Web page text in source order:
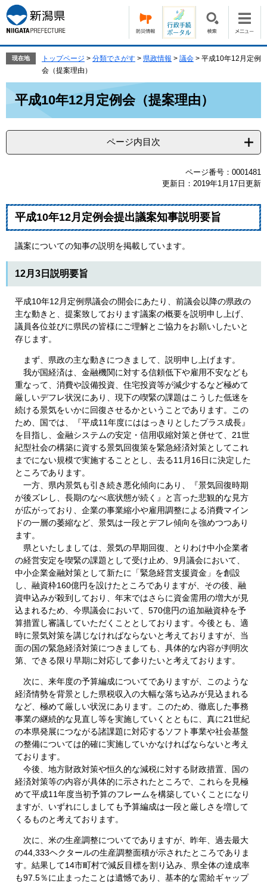
ー
ジ
の
で
す。
ニ
ュ
ー
ば
本
文
現在地 トップページ > 分類でさがす > 県政情報 > 議会 > 平成10年12月定例
会（提案理由）
平成10年12月定例会（提案理由）
ページ内目次
ページ番号：0001481
更新日：2019年1月17日更新
平成10年12月定例会提出議案知事説明要旨
議案についての知事の説明を掲載しています。
12月3日説明要旨
平成10年12月定例県議会の開会にあたり、前議会以降の県政の
主な動きと、提案致しております議案の概要を説明申し上げ、
議員各位並びに県民の皆様にご理解とご協力をお願いしたいと
存じます。
まず、県政の主な動きにつきまして、説明申し上げます。
我が国経済は、金融機関に対する信頼低下や雇用不安なども
重なって、消費や設備投資、住宅投資等が減少するなど極めて
厳しいデフレ状況にあり、現下の喫緊の課題はこうした低迷を
続ける景気をいかに回復させるかということであります。この
ため、国では、『平成11年度にははっきりとしたプラス成長』
を目指し、金融システムの安定・信用収縮対策と併せて、21世
紀型社会の構築に資する景気回復策を緊急経済対策としてこれ
までにない規模で実施することとし、去る11月16日に決定した
ところであります。
一方、県内景気も引き続き悪化傾向にあり、『景気回復時期
が後ズレし、長期のなべ底状態が続く』と言った悲観的な見方
が広がっており、企業の事業縮小や雇用調整による消費マイン
ドの一層の萎縮など、景気は一段とデフレ傾向を強めつつあり
ます。
県といたしましては、景気の早期回復、とりわけ中小企業者
の経営安定を喫緊の課題として受け止め、9月議会において、
中小企業金融対策として新たに「緊急経営支援資金」を創設
し、融資枠160億円を設けたところでありますが、その後、融
資申込みが殺到しており、年末ではさらに資金需用の増大が見
込まれるため、今県議会において、570億円の追加融資枠を予
算措置し審議していただくこととしております。今後とも、適
時に景気対策を講じなければならないと考えておりますが、当
面の国の緊急経済対策につきましても、具体的な内容が判明次
第、できる限り早期に対応して参りたいと考えております。
次に、来年度の予算編成についてでありますが、このような
経済情勢を背景とした県税収入の大幅な落ち込みが見込まれる
など、極めて厳しい状況にあります。このため、徹底した事務
事業の継続的な見直し等を実施していくとともに、真に21世紀
の本県発展につながる諸課題に対応するソフト事業や社会基盤
の整備については的確に実施していかなければならないと考え
ております。
今後、地方財政対策や恒久的な減税に対する財政措置、国の
経済対策等の内容が具体的に示されたところで、これらを見極
めて平成11年度当初予算のフレームを構築していくことになり
ますが、いずれにしましても予算編成は一段と厳しさを増して
くるものと考えております。
次に、米の生産調整についてでありますが、昨年、過去最大
の44,333ヘクタールの生産調整面積が示されたところでありま
す。結果して14市町村で減反目標を割り込み、県全体の達成率
も97.5％に止まったことは遺憾であり、基本的な需給ギャップ